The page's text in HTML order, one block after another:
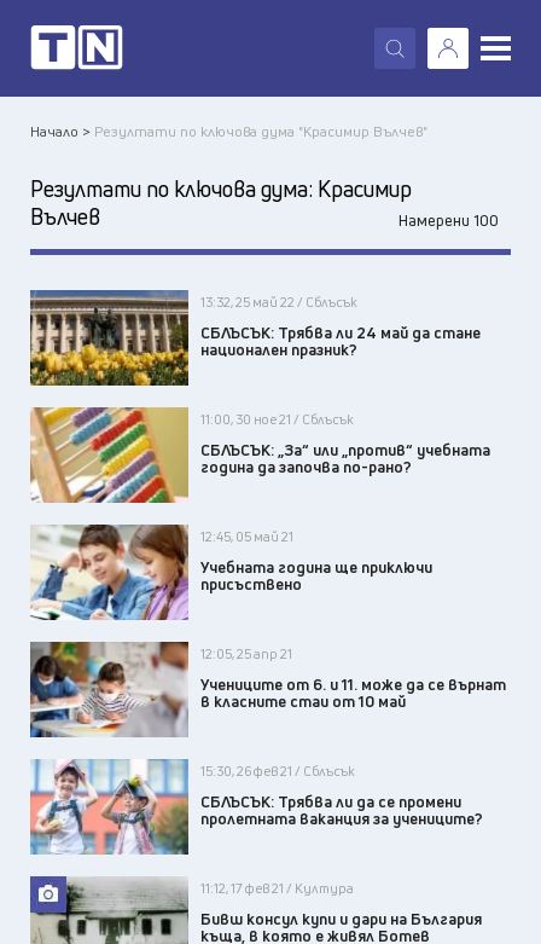
X
Начало > Резултати по ключова дума "Красимир Вълчев"
Резултати по ключова дума: Красимир
Вълчев
Намерени 100
13:32, 25 май 22 / Сблъсък
СБЛЪСЪК: Трябва ли 24 май да стане
национален празник?
11:00, 30 ное 21 / Сблъсък
СБЛЪСЪК: „За“ или „против“ учебната
година да започва по-рано?
12:45, 05 май 21
Учебната година ще приключи
присъствено
12:05, 25 апр 21
Учениците от 6. и 11. може да се върнат
в класните стаи от 10 май
15:30, 26 фев 21 / Сблъсък
СБЛЪСЪК: Трябва ли да се промени
пролетната ваканция за учениците?
11:12, 17 фев 21 / Култура
Бивш консул купи и дари на България
къща, в която е живял Ботев